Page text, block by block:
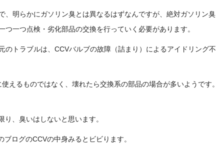
、明らかにガソリン臭とは異なるはずなんですが、絶対ガソリン臭
一つ点検・劣化部品の交換を行っていく必要があります。
のトラブルは、CCVバルブの故障（詰まり）によるアイドリング不
えるものではなく、壊れたら交換系の部品の場合が多いようです。
、臭いはしないと思います。
ログのCCVの中身みるとビビります。